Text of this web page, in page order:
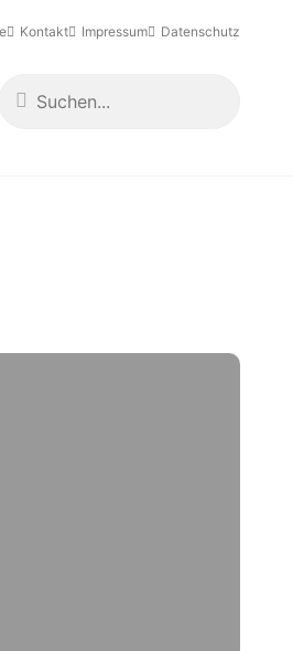
Kontakt Impressum Datenschutz